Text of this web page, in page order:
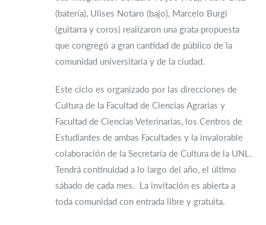
(batería), Ulises Notaro (bajo), Marcelo Burgi
(guitarra y coros) realizaron una grata propuesta
que congregó a gran cantidad de público de la
comunidad universitaria y de la ciudad.
Este ciclo es organizado por las direcciones de
Cultura de la Facultad de Ciencias Agrarias y
Facultad de Ciencias Veterinarias, los Centros de
Estudiantes de ambas Facultades y la invalorable
colaboración de la Secretaría de Cultura de la UNL.
Tendrá continuidad a lo largo del año, el último
sábado de cada mes. La invitación es abierta a
toda comunidad con entrada libre y gratuita.